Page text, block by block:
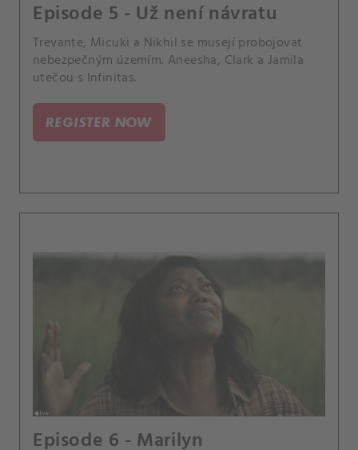
Episode 5 - Už není návratu
Trevante, Micuki a Nikhil se musejí probojovat
nebezpečným územím. Aneesha, Clark a Jamila
utečou s Infinitas.
REGISTER NOW
Episode 6 - Marilyn